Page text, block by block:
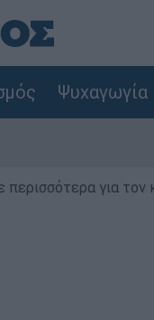
Ψυχαγωγία
για τον